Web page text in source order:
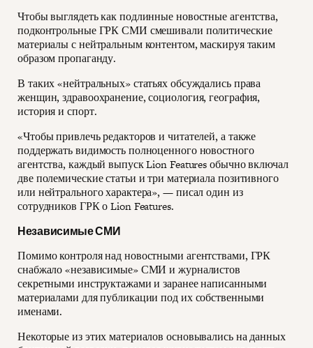
Чтобы выглядеть как подлинные новостные агентства,
подконтрольные ГРК СМИ смешивали политические
материалы с нейтральным контентом, маскируя таким
образом пропаганду.
В таких «нейтральных» статьях обсуждались права
женщин, здравоохранение, социология, география,
история и спорт.
«Чтобы привлечь редакторов и читателей, а также
поддержать видимость полноценного новостного
агентства, каждый выпуск Lion Features обычно включал
две полемические статьи и три материала позитивного
или нейтрального характера», — писал один из
сотрудников ГРК о Lion Features.
Независимые СМИ
Помимо контроля над новостными агентствами, ГРК
снабжало «независимые» СМИ и журналистов
секретными инструктажами и заранее написанными
материалами для публикации под их собственными
именами.
Некоторые из этих материалов основывались на данных